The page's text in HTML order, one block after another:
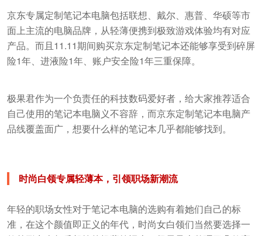
京东专属定制笔记本电脑包括联想、戴尔、惠普、华硕等市
面上主流的电脑品牌，从轻薄便携到极致游戏体验均有对应
产品。而且11.11期间购买京东定制笔记本还能够享受到碎屏
险1年、进液险1年、账户安全险1年三重保障。
极果君作为一个负责任的科技数码爱好者，给大家推荐适合
自己使用的笔记本电脑义不容辞，而京东定制笔记本电脑产
品线覆盖面广，想要什么样的笔记本几乎都能够找到。
时尚白领专属轻薄本，引领职场新潮流
年轻的职场女性对于笔记本电脑的选购有着她们自己的标
准，在这个颜值即正义的年代，时尚女白领们当然要选择一